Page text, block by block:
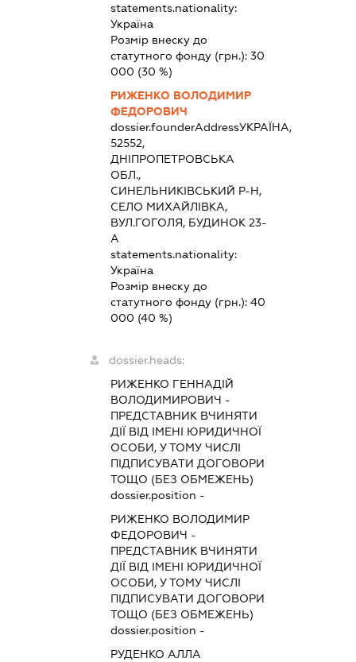
statements.nationality:
Україна
Розмір внеску до
статутного фонду (грн.):30
000 (30 %)
РИЖЕНКО ВОЛОДИМИР
ФЕДОРОВИЧ
dossier.founderAddressУКРАЇНА,
52552,
ДНІПРОПЕТРОВСЬКА
ОБЛ.,
СИНЕЛЬНИКІВСЬКИЙ Р-Н,
СЕЛО МИХАЙЛІВКА,
ВУЛ.ГОГОЛЯ, БУДИНОК 23-
А
statements.nationality:
Україна
Розмір внеску до
статутного фонду (грн.):40
000 (40 %)
dossier.heads:
РИЖЕНКО ГЕННАДІЙ
ВОЛОДИМИРОВИЧ -
ПРЕДСТАВНИК ВЧИНЯТИ
ДІЇ ВІД ІМЕНІ ЮРИДИЧНОЇ
ОСОБИ, У ТОМУ ЧИСЛІ
ПІДПИСУВАТИ ДОГОВОРИ
ТОЩО (БЕЗ ОБМЕЖЕНЬ)
dossier.position -
РИЖЕНКО ВОЛОДИМИР
ФЕДОРОВИЧ -
ПРЕДСТАВНИК ВЧИНЯТИ
ДІЇ ВІД ІМЕНІ ЮРИДИЧНОЇ
ОСОБИ, У ТОМУ ЧИСЛІ
ПІДПИСУВАТИ ДОГОВОРИ
ТОЩО (БЕЗ ОБМЕЖЕНЬ)
dossier.position -
РУДЕНКО АЛЛА